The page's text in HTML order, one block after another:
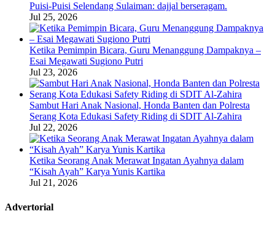
Puisi-Puisi Selendang Sulaiman: dajjal berseragam.
Jul 25, 2026
Ketika Pemimpin Bicara, Guru Menanggung Dampaknya –
Esai Megawati Sugiono Putri
Jul 23, 2026
Sambut Hari Anak Nasional, Honda Banten dan Polresta
Serang Kota Edukasi Safety Riding di SDIT Al-Zahira
Jul 22, 2026
Ketika Seorang Anak Merawat Ingatan Ayahnya dalam
“Kisah Ayah” Karya Yunis Kartika
Jul 21, 2026
Advertorial